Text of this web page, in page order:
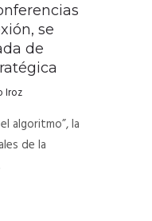
se
de
Iroz
algoritmo”, la
de la